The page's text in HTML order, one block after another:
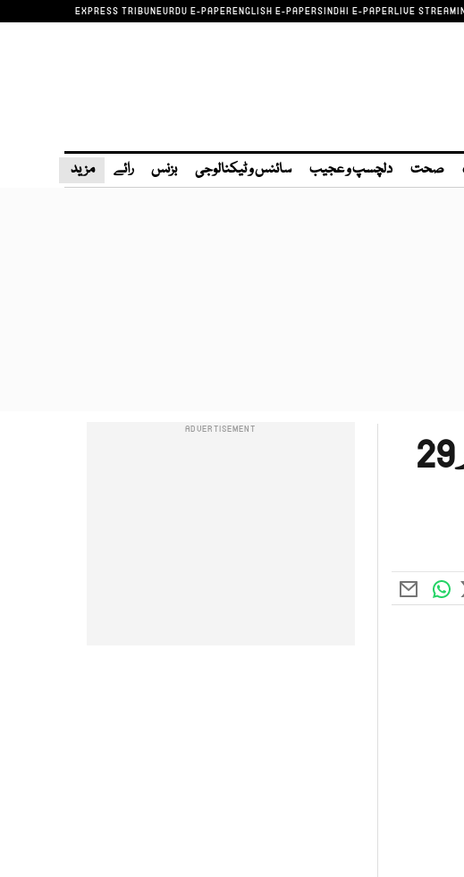
EXPRESS TRIBUNEURDU E-PAPERENGLISH E-PAPERSINDHI E-PAPERLIVE
صحت دلچسپ و عجیب سائنس و ٹیکنالوجی بزنس رائے مزید
بھارت میں مسافر بس کھائی میں جا گری 13 افراد ہلاک اور 29